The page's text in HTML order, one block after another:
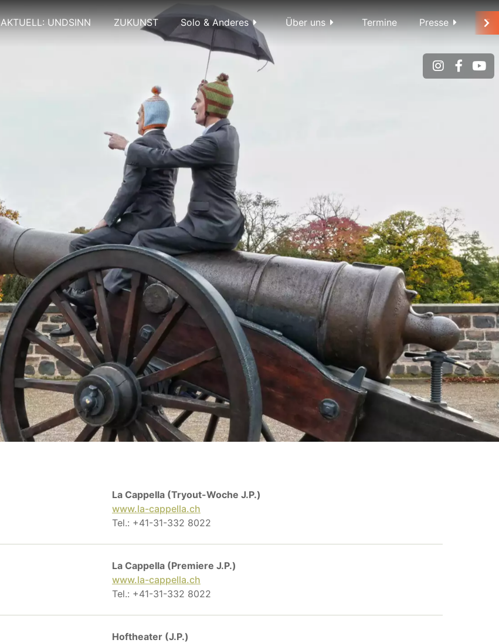
AKTUELL: UNDSINN ZUKUNST Solo & Anderes Über uns Termine Presse
La Cappella (Tryout-Woche J.P.)
www.la-cappella.ch
Tel.: +41-31-332 8022
La Cappella (Premiere J.P.)
www.la-cappella.ch
Tel.: +41-31-332 8022
Hoftheater (J.P.)